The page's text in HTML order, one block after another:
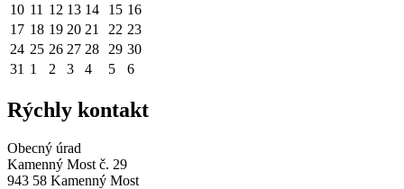
10 11 12 13 14 15 16
17 18 19 20 21 22 23
24 25 26 27 28 29 30
31 1 2 3 4 5 6
Rýchly kontakt
Obecný úrad
Kamenný Most č. 29
943 58 Kamenný Most